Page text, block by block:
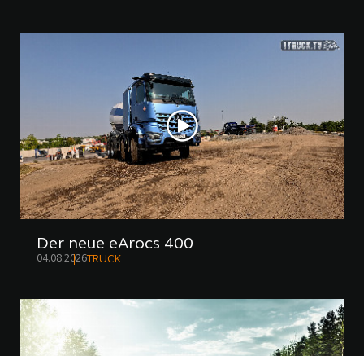
Der neue eArocs 400
04.08.2026TRUCK